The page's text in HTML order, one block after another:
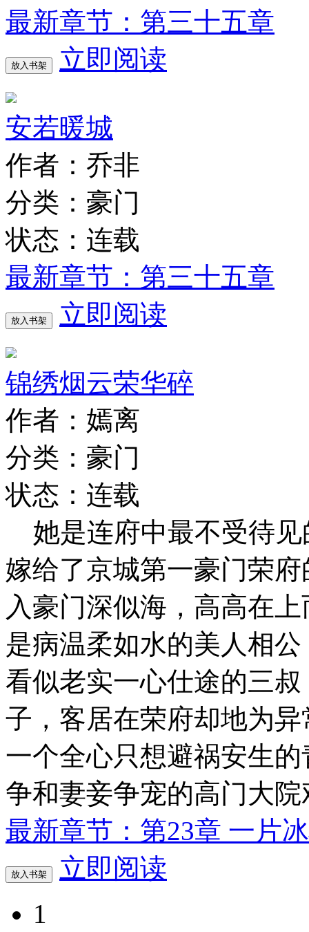
最新章节：第三十五章
放入书架 立即阅读
安若暖城
作者：乔非
分类：豪门
状态：连载
最新章节：第三十五章
放入书架 立即阅读
锦绣烟云荣华碎
作者：嫣离
分类：豪门
状态：连载
她是连府中最不受待见
嫁给了京城第一豪门荣
入豪门深似海，高高在
是病温柔如水的美人相
看似老实一心仕途的三
子，客居在荣府却地为
一个全心只想避祸安生
争和妻妾争宠的高门大
最新章节：第23章 一片
放入书架
立即阅读
1